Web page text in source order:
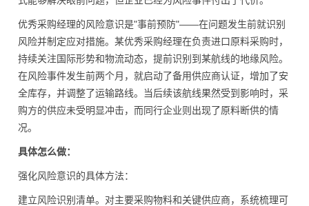
优秀采购经理的风险意识是"事前预防"——在问题发生前就识别
风险并制定应对措施。某优秀采购经理在负责进口原料采购时，
持续关注国际形势和物流动态，提前识别到某航线的地缘风险。
在风险事件发生前两个月，就启动了备用供应商认证，增加了安
全库存，并调整了运输路线。当后续该航线果然受到影响时，采
购方的供应未受明显冲击，而同行企业则出现了原料断供的情
况。
具体怎么做：
强化风险意识的具体方法：
建立风险识别清单。对主要采购物料和关键供应商，系统梳理可